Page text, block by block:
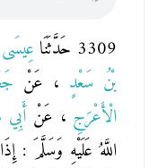
3309 حَدَّثَنَا
بْنُ سَعْدٍ ، عَنْ
الْأَعْرَجِ ، عَنْ أَبِي
اللَّهُ عَلَيْهِ وَسَلَّمَ :